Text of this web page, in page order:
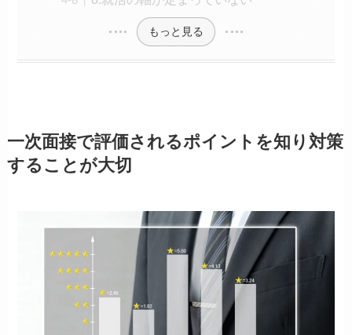
もっと見る
一次面接で評価されるポイントを知り対策
することが大切